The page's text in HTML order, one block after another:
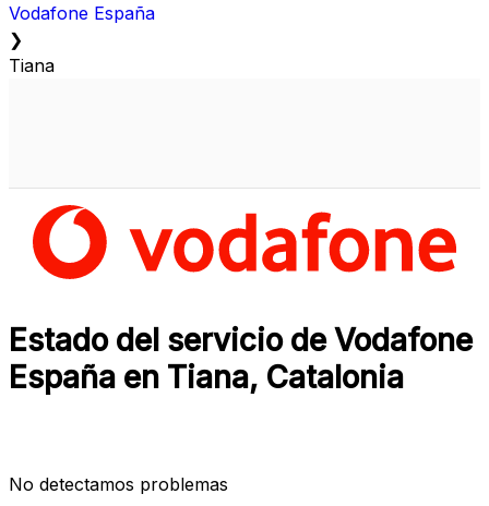
Vodafone España
❯
Tiana
Estado del servicio de Vodafone
España en Tiana, Catalonia
No detectamos problemas